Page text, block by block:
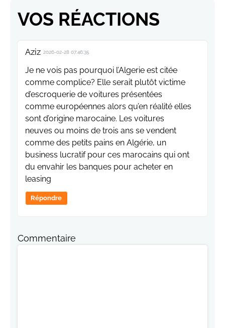
VOS RÉACTIONS
Aziz 2026-02-28 07:46:35
Je ne vois pas pourquoi l’Algerie est citée
comme complice? Elle serait plutôt victime
d’escroquerie de voitures présentées
comme européennes alors qu’en réalité elles
sont d’origine marocaine. Les voitures
neuves ou moins de trois ans se vendent
comme des petits pains en Algérie, un
business lucratif pour ces marocains qui ont
du envahir les banques pour acheter en
leasing
Répondre
Commentaire